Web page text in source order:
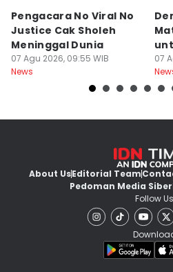
Pengacara No Viral No
Justice Cak Sholeh
Meninggal Dunia
07 Agu 2026, 09:55 WIB
News
07
About UsEditorial Team
Pedoman Media Siber
Follow Us